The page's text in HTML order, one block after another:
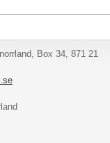
Box 34, 871 21